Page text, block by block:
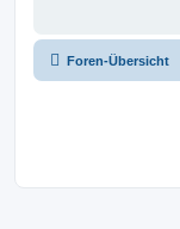
Foren-Übersicht